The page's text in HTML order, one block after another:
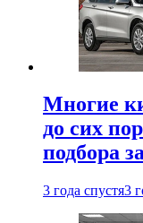
Многие
до сих
подбора
3 года спустя3